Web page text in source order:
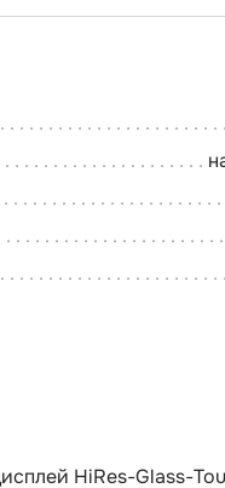
HiRes-Glass-